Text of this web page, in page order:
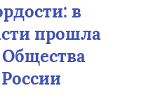
в
прошла